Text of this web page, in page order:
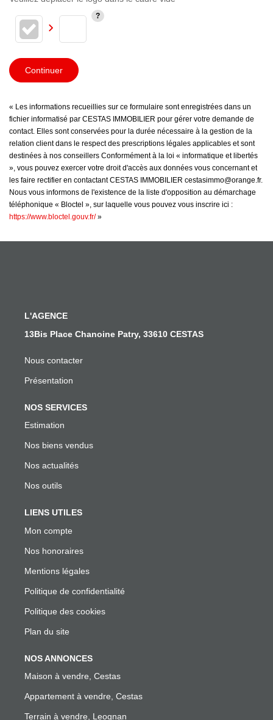
Continuer
« Les informations recueillies sur ce formulaire sont enregistrées dans un
fichier informatisé par CESTAS IMMOBILIER pour gérer votre demande de
contact. Elles sont conservées pour la durée nécessaire à la gestion de la
relation client dans le respect des prescriptions légales applicables et sont
destinées à nos conseillers Conformément à la loi « informatique et libertés
», vous pouvez exercer votre droit d'accès aux données vous concernant et
les faire rectifier en contactant CESTAS IMMOBILIER cestasimmo@orange.fr.
Nous vous informons de l'existence de la liste d'opposition au démarchage
téléphonique « Bloctel », sur laquelle vous pouvez vous inscrire ici :
https://www.bloctel.gouv.fr/»
L'AGENCE
13Bis Place Chanoine Patry, 33610 CESTAS
Nous contacter
Présentation
NOS SERVICES
Estimation
Nos biens vendus
Nos actualités
Nos outils
LIENS UTILES
Mon compte
Nos honoraires
Mentions légales
Politique de confidentialité
Politique des cookies
Plan du site
NOS ANNONCES
Maison à vendre, Cestas
Appartement à vendre, Cestas
Terrain à vendre, Leognan